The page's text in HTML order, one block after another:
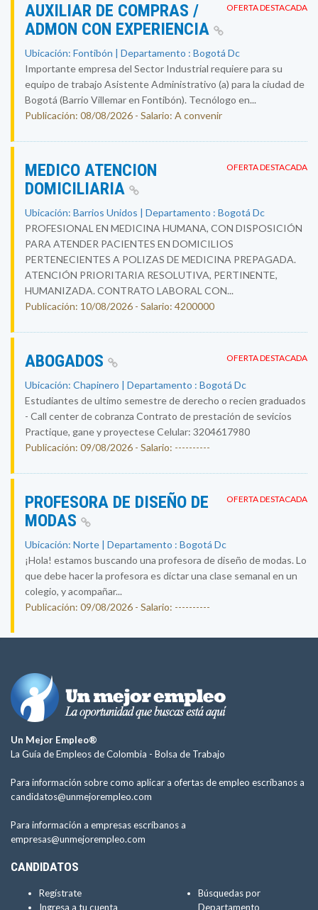
OFERTA DESTACADA
AUXILIAR DE COMPRAS /
ADMON CON EXPERIENCIA
Ubicación: Fontibón | Departamento : Bogotá Dc
Importante empresa del Sector Industrial requiere para su
equipo de trabajo Asistente Administrativo (a) para la ciudad de
Bogotá (Barrio Villemar en Fontibón). Tecnólogo en...
Publicación: 08/08/2026 - Salario: A convenir
OFERTA DESTACADA
MEDICO ATENCION
DOMICILIARIA
Ubicación: Barrios Unidos | Departamento : Bogotá Dc
PROFESIONAL EN MEDICINA HUMANA, CON DISPOSICIÓN
PARA ATENDER PACIENTES EN DOMICILIOS
PERTENECIENTES A POLIZAS DE MEDICINA PREPAGADA.
ATENCIÓN PRIORITARIA RESOLUTIVA, PERTINENTE,
HUMANIZADA. CONTRATO LABORAL CON...
Publicación: 10/08/2026 - Salario: 4200000
OFERTA DESTACADA
ABOGADOS
Ubicación: Chapinero | Departamento : Bogotá Dc
Estudiantes de ultimo semestre de derecho o recien graduados
- Call center de cobranza Contrato de prestación de sevicios
Practique, gane y proyectese Celular: 3204617980
Publicación: 09/08/2026 - Salario: ----------
OFERTA DESTACADA
PROFESORA DE DISEÑO DE
MODAS
Ubicación: Norte | Departamento : Bogotá Dc
¡Hola! estamos buscando una profesora de diseño de modas. Lo
que debe hacer la profesora es dictar una clase semanal en un
colegio, y acompañar...
Publicación: 09/08/2026 - Salario: ----------
Un Mejor Empleo®
La Guía de Empleos de Colombia - Bolsa de Trabajo
Para información sobre como aplicar a ofertas de empleo escríbanos a
candidatos@unmejorempleo.com
Para información a empresas escríbanos a
empresas@unmejorempleo.com
CANDIDATOS
Regístrate
Ingresa a tu cuenta
Búsquedas por
Departamento